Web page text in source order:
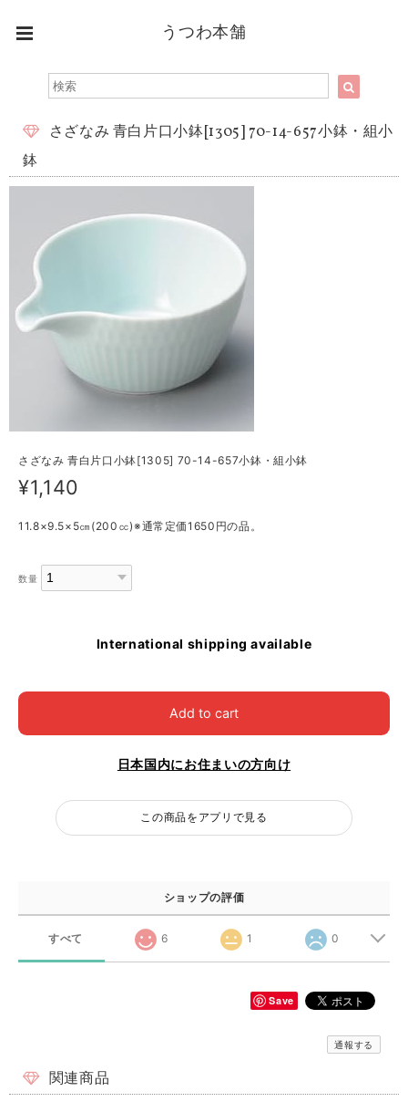
うつわ本舗
さざなみ 青白片口小鉢[1305] 70-14-657小鉢・組小
鉢
さざなみ 青白片口小鉢[1305] 70-14-657小鉢・組小鉢
¥1,140
11.8×9.5×5㎝(200㏄)※通常定価1650円の品。
数量
International shipping available
Add to cart
日本国内にお住まいの方向け
この商品をアプリで見る
ショップの評価
すべて 6 1 0
Save
通報する
関連商品